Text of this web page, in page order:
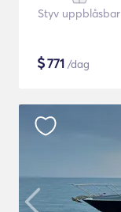
Styv uppblåsbar
$771 /dag